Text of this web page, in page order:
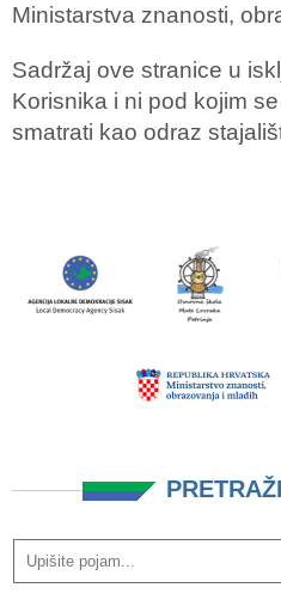
Ministarstva znanosti,
Sadržaj ove stranice u
Korisnika i ni pod kojim
smatrati kao odraz